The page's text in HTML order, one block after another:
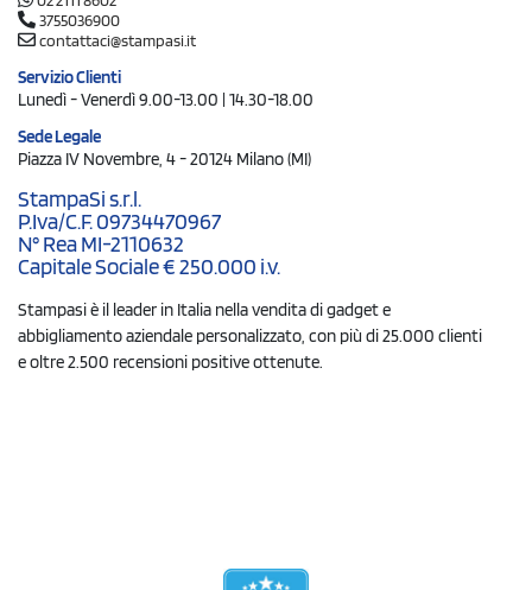
3755036900
contattaci@stampasi.it
Servizio Clienti
Lunedì - Venerdì 9.00-13.00 | 14.30-18.00
Sede Legale
Piazza IV Novembre, 4 - 20124 Milano (MI)
StampaSi s.r.l.
P.Iva/C.F. 09734470967
N° Rea MI-2110632
Capitale Sociale € 250.000 i.v.
Stampasi è il leader in Italia nella vendita di gadget e
abbigliamento aziendale personalizzato, con più di 25.000 clienti
e oltre 2.500 recensioni positive ottenute.